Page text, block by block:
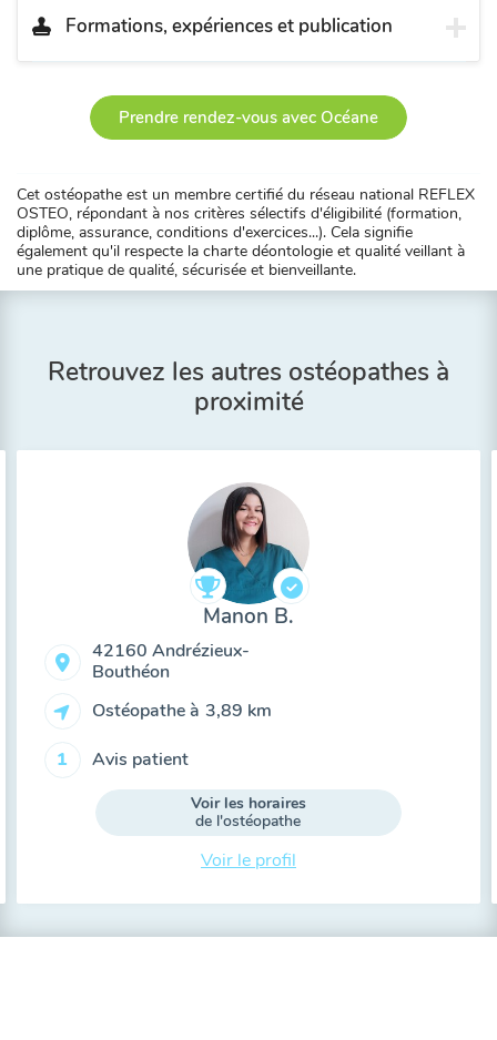
Formations, expériences et publication
Prendre rendez-vous avec Océane
Cet ostéopathe est un membre certifié du réseau national REFLEX
OSTEO, répondant à nos critères sélectifs d'éligibilité (formation,
diplôme, assurance, conditions d'exercices...). Cela signifie
également qu'il respecte la charte déontologie et qualité veillant à
une pratique de qualité, sécurisée et bienveillante.
Retrouvez les autres ostéopathes à
proximité
Manon B.
42160 Andrézieux-
Bouthéon
Ostéopathe à 3,89 km
1 Avis patient
Voir les horaires
de l'ostéopathe
Voir le profil